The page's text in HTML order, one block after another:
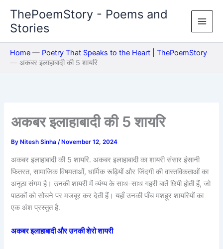
content
ThePoemStory - Poems and
Stories
Home — Poetry That Speaks to the Heart | ThePoemStory
— अकबर इलाहाबादी की 5 शायरि
अकबर इलाहाबादी की 5 शायरि
By Nitesh Sinha/ November 12, 2024
अकबर इलाहाबादी की 5 शायरि. अकबर इलाहाबादी का शायरी संसार इंसानी
फितरत, सामाजिक विषमताओं, धार्मिक रूढ़ियों और जिंदगी की वास्तविकताओं का
अनूठा संगम है। उनकी शायरी में व्यंग्य के साथ-साथ गहरी बातें छिपी होती हैं, जो
पाठकों को सोचने पर मजबूर कर देती हैं। यहाँ उनकी पाँच मशहूर शायरियों का
एक अंश प्रस्तुत है.
अकबर इलाहाबादी और उनकी शेरो शायरी